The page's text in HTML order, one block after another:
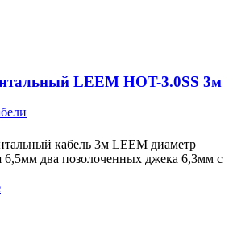
LEEM HOT-3.0SS 3м
кабель 3м LEEM диаметр
6,5мм два позолоченных джека 6,3мм с